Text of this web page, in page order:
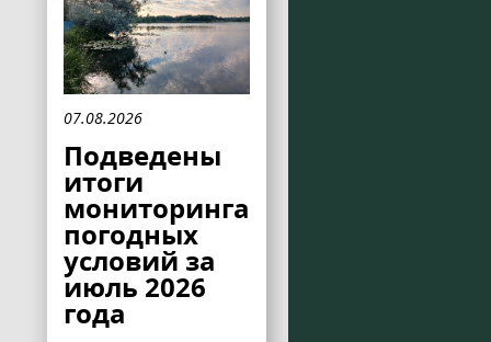
07.08.2026
Подведены
итоги
мониторинга
погодных
условий за
июль 2026
года